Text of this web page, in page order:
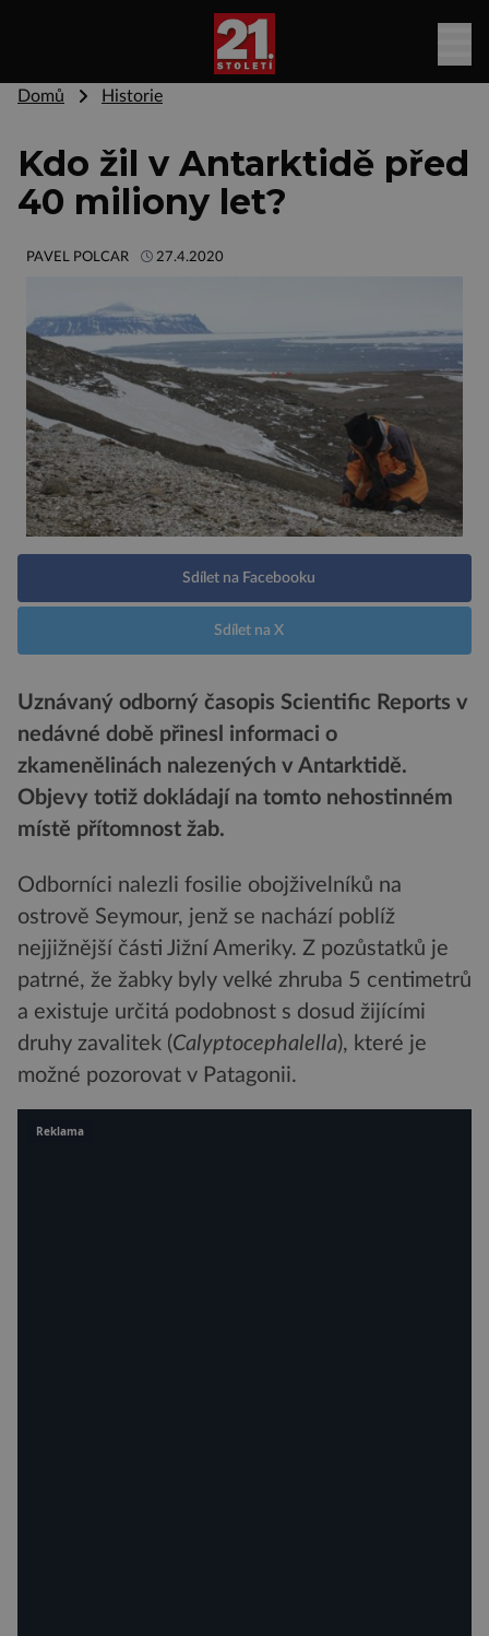
Domů Historie
Kdo žil v Antarktidě před
40 miliony let?
PAVEL POLCAR 27.4.2020
Sdílet na Facebooku
Sdílet na X
Uznávaný odborný časopis Scientific Reports v
nedávné době přinesl informaci o
zkamenělinách nalezených v Antarktidě.
Objevy totiž dokládají na tomto nehostinném
místě přítomnost žab.
Odborníci nalezli fosilie obojživelníků na
ostrově Seymour, jenž se nachází poblíž
nejjižnější části Jižní Ameriky. Z pozůstatků je
patrné, že žabky byly velké zhruba 5 centimetrů
a existuje určitá podobnost s dosud žijícími
druhy zavalitek (Calyptocephalella), které je
možné pozorovat v Patagonii.
Reklama